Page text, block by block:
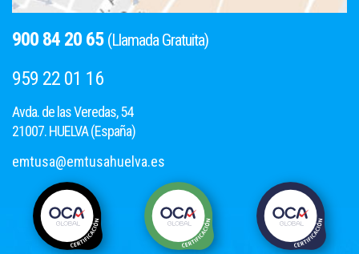
900 84 20 65 (Llamada Gratuita)
959 22 01 16
Avda. de las Veredas, 54
21007. HUELVA (España)
emtusa@emtusahuelva.es